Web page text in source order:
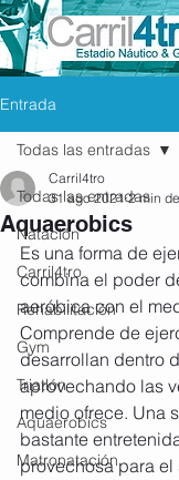
Entrada
Todas las entradas
Natación
Carril4tro
Rehabilitación
Gym
Triatlón
Aquaerobics
Matronatación
Todas las entradas
Aquaerobics
Carril4tro
31 ago 2021 2 min
Es una forma de
combina el poder
aeróbica con el
Comprende de
desarrollan dentro
aprovechando las
medio ofrece. Una
bastante
provechosa para el